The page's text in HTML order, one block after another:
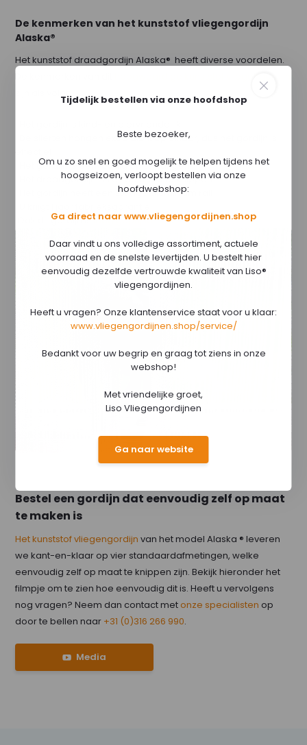
De kenmerken van het kunststof vliegengordijn
Alaska®
Het kunststof draadgordijn Alaska® heeft diverse voordelen.
zijn als volgt:
De slierten hangen extra dicht op elkaar, dus het gordijn is
Het gordijn is eenvoudig op te hangen
Het draadgordijn is zelf op maat te knippen
Het gordijn heeft een stevige aluminium rail
Ook dit gordijn islaag geprijsd
Bestel een gordijn dat eenvoudig zelf op maat
te maken is
Het kunststof vliegengordijn van het model Alaska ® leveren
we kant-en-klaar op vier standaardafmetingen, welke
eenvoudig zelf op maat te knippen zijn. Bekijk hieronder het
filmpje om te zien hoe eenvoudig dit is. Heeft u vervolgens
nog vragen? Neem dan contact met onze specialisten op
door te bellen naar +31 (0)316 266 990.
Media
Tijdelijk bestellen via onze hoofdshop
Beste bezoeker,
Om u zo snel en goed mogelijk te helpen tijdens het
hoogseizoen, verloopt bestellen via onze
hoofdwebshop:
Ga direct naar www.vliegengordijnen.shop
Daar vindt u ons volledige assortiment, actuele
voorraad en de snelste levertijden. U bestelt hier
eenvoudig dezelfde vertrouwde kwaliteit van Liso®
vliegengordijnen.
Heeft u vragen? Onze klantenservice staat voor u klaar:
www.vliegengordijnen.shop/service/
Bedankt voor uw begrip en graag tot ziens in onze
webshop!
Met vriendelijke groet,
Liso Vliegengordijnen
Ga naar website